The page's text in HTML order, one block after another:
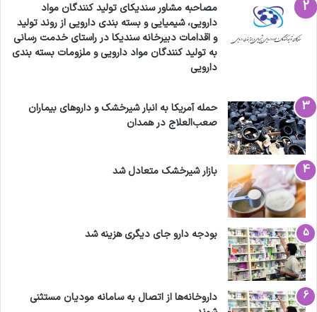
مصاحبه مشاور سندیکای تولید کنندگان مواد
دارویی، شیمیایی و بسته بندی دارویی از روند تولید
و اقدامات دبیرخانه سندیکا در راستای خدمت رسانی
به تولید کنندگان مواد دارویی و ملزومات بسته بندی
دارویی
حمله آمریکا به انبار شیرخشک و داروهای بیماران
صعب‌العلاج در همدان
بازار شیرخشک متعادل شد
بودجه دارو جای دیگری هزینه شد
داروخانه‌ها از اتصال به سامانه مودیان مستثنی